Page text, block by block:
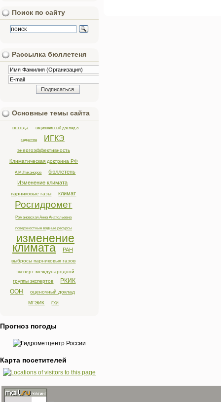
Поиск по сайту
Рассылка бюллетеня
Основные темы сайта
погода национальный доклад о
кадастре ИГКЭ
энергоэффективность
Климатическая доктрина РФ
А.М.Никаноров
бюллетень
Изменение климата
парниковые газы климат
Росгидромет
Романовская Анна Анатольевна
поверхностные водные ресурсы
изменение
климата РАН
выбросы парниковых газов
эксперт международной
группы экспертов
РКИК
ООН
оценочный доклад
МГЭИК
ГХИ
Прогноз погоды
Карта посетителей